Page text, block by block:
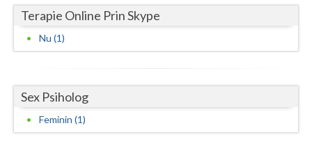
Prahova
Salaj
Sibiu
Suceava
Terapie Online Prin Skype
Nu (1)
Sex Psiholog
Feminin (1)